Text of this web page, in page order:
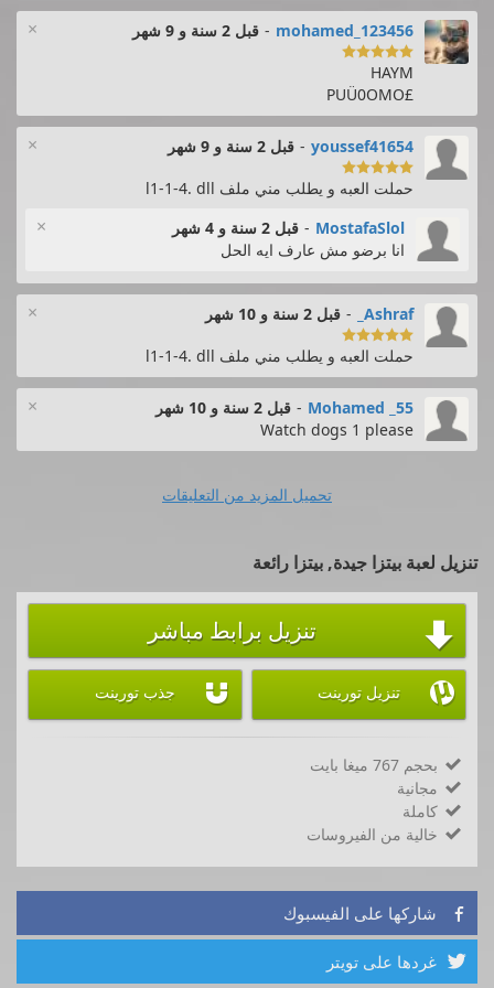
× mohamed_123456
- قبل 2 سنة و 9 شهر

HAYM
£PUÜ0OMO
× youssef41654
- قبل 2 سنة و 9 شهر

حملت العبه و يطلب مني ملف l1-1-4. dll
× MostafaSlol
- قبل 2 سنة و 4 شهر
انا برضو مش عارف ايه الحل
× Ashraf_
- قبل 2 سنة و 10 شهر

حملت العبه و يطلب مني ملف l1-1-4. dll
× Mohamed _55
- قبل 2 سنة و 10 شهر
Watch dogs 1 please
تحميل المزيد من التعليقات
تنزيل لعبة ‫بيتزا جيدة, بيتزا رائعة
 تنزيل برابط مباشر
 تنزيل تورينت  جذب تورينت
 بحجم 767 ميغا بايت
 مجانية
 كاملة
 خالية من الفيروسات
 شاركها على الفيسبوك
 غردها على تويتر